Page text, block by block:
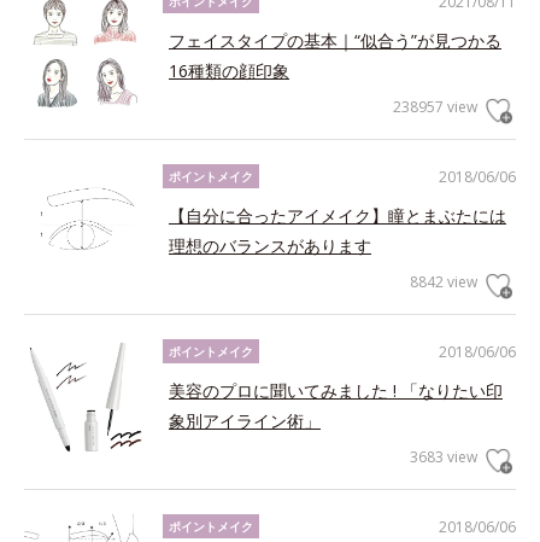
フェイスタイプの基本｜“似合う”が見つかる
16種類の顔印象
238957 view
2018/06/06
ポイントメイク
【自分に合ったアイメイク】瞳とまぶたには
理想のバランスがあります
8842 view
2018/06/06
ポイントメイク
美容のプロに聞いてみました ! 「なりたい印
象別アイライン術」
3683 view
2018/06/06
ポイントメイク